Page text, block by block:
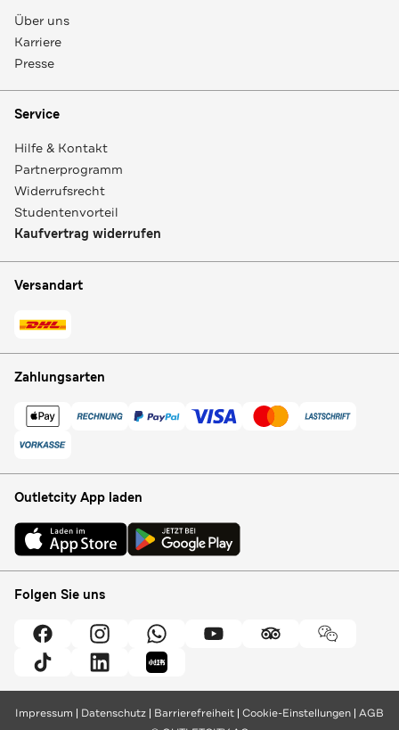
Über uns
Karriere
Presse
Service
Hilfe & Kontakt
Partnerprogramm
Widerrufsrecht
Studentenvorteil
Kaufvertrag widerrufen
Versandart
Zahlungsarten
Outletcity App laden
Folgen Sie uns
Impressum Datenschutz Barrierefreiheit Cookie-Einstellungen AGB